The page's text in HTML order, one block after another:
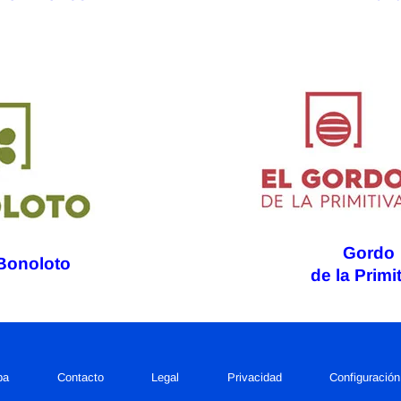
Gordo
de la
Contacto Legal Privacidad